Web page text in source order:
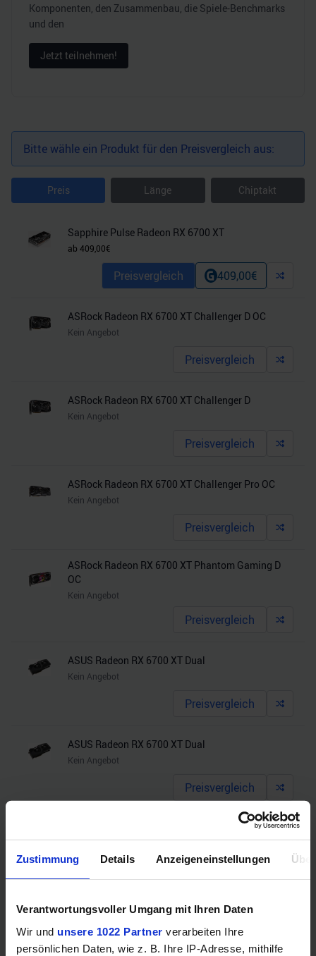
Zustimmung Details Anzeigeneinstellungen
Verantwortungsvoller Umgang mit Ihren Daten
Wir und unsere 1022 Partner verarbeiten Ihre
persönlichen Daten, wie z. B. Ihre IP-Adresse, mithilfe
Komponenten, den Zusammenbau, die Spiele-Benchmarks
und den
Jetzt teilnehmen!
Bitte wähle ein Produkt für den Preisvergleich aus:
Preis Länge Chiptakt
Sapphire Pulse Radeon RX 6700 XT
ab 409,00€
Preisvergleich 409,00€
ASRock Radeon RX 6700 XT Challenger D OC
Kein Angebot
Preisvergleich
ASRock Radeon RX 6700 XT Challenger D
Kein Angebot
Preisvergleich
ASRock Radeon RX 6700 XT Challenger Pro OC
Kein Angebot
Preisvergleich
ASRock Radeon RX 6700 XT Phantom Gaming D
OC
Kein Angebot
Preisvergleich
ASUS Radeon RX 6700 XT Dual
Kein Angebot
Preisvergleich
ASUS Radeon RX 6700 XT Dual
Kein Angebot
Preisvergleich
ASUS TUF Gaming Radeon RX 6700 XT OC
Kein Angebot
GIGABYTE Radeon RX 6700 XT Gaming OC 12G
Kein Angebot